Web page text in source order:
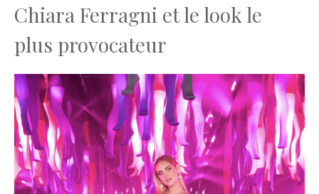
Chiara Ferragni et le look le
plus provocateur